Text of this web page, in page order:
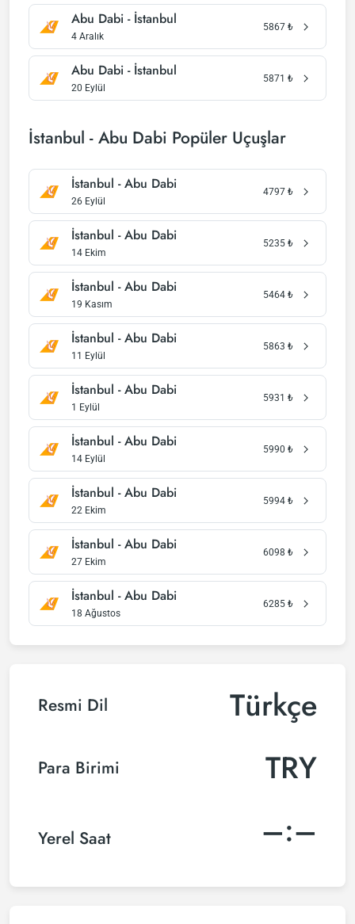
Abu Dabi - İstanbul
4 Aralık
5867 ₺
Abu Dabi - İstanbul
20 Eylül
5871 ₺
İstanbul - Abu Dabi Popüler Uçuşlar
İstanbul - Abu Dabi
26 Eylül
4797 ₺
İstanbul - Abu Dabi
14 Ekim
5235 ₺
İstanbul - Abu Dabi
19 Kasım
5464 ₺
İstanbul - Abu Dabi
11 Eylül
5863 ₺
İstanbul - Abu Dabi
1 Eylül
5931 ₺
İstanbul - Abu Dabi
14 Eylül
5990 ₺
İstanbul - Abu Dabi
22 Ekim
5994 ₺
İstanbul - Abu Dabi
27 Ekim
6098 ₺
İstanbul - Abu Dabi
18 Ağustos
6285 ₺
Resmi Dil Türkçe
Para Birimi TRY
Yerel Saat –:–